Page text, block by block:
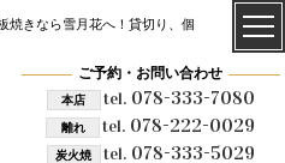
焼きなら雪月花へ！貸切り、個
ご予約・お問い合わせ
本店 tel.078-333-7080
離れ tel. 078-222-0029
炭火焼 tel.078-333-5029